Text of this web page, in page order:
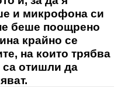
и микрофона си
беше поощрено
крайно се
на които трябва
са отишли да